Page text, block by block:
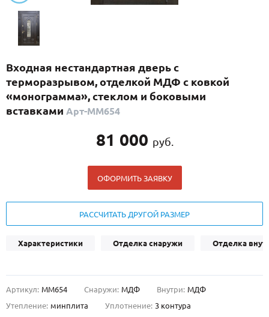
С реечным дизайном(29)
ПО НАЗНАЧЕНИЮ
ПО КОНСТРУКЦИИ
Популярные двери
ДОСТАВКА
О НАС
Входная нестандартная дверь с
терморазрывом, отделкой МДФ с ковкой
«монограмма», стеклом и боковыми
вставками Арт-ММ654
81 000 руб.
ОФОРМИТЬ ЗАЯВКУ
РАССЧИТАТЬ ДРУГОЙ РАЗМЕР
Характеристики Отделка снаружи Отделка
Артикул: ММ654 Снаружи: МДФ Внутри: МДФ
Утепление: минплита Уплотнение: 3 контура